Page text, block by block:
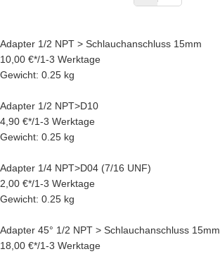
Adapter 1/2 NPT > Schlauchanschluss 15mm
10,00 €*/1-3 Werktage
Gewicht: 0.25 kg
Adapter 1/2 NPT>D10
4,90 €*/1-3 Werktage
Gewicht: 0.25 kg
Adapter 1/4 NPT>D04 (7/16 UNF)
2,00 €*/1-3 Werktage
Gewicht: 0.25 kg
Adapter 45° 1/2 NPT > Schlauchanschluss 15mm
18,00 €*/1-3 Werktage